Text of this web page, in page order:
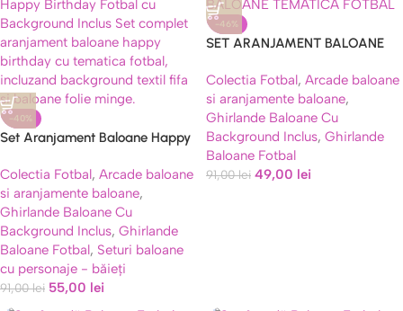
-40%
Set Aranjament Baloane Happy
Inclus
Colectia Fotbal, Arcade baloane
si aranjamente baloane,
Ghirlande Baloane Cu
Background Inclus, Ghirlande
Baloane Fotbal, Seturi baloane
cu personaje - băieți
91,00lei 55,00 lei
-46%
SET ARANJAMENT BALOANE
Colectia Fotbal, Arcade baloane
si aranjamente baloane,
Ghirlande Baloane Cu
Background Inclus, Ghirlande
Baloane Fotbal
91,00lei 49,00 lei